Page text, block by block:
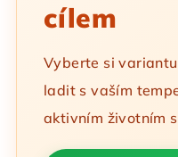
cílem
Vyberte si
ladit s vaším
aktivním životním